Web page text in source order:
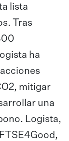
lista
Tras
ha
mitigar
una
Logista,